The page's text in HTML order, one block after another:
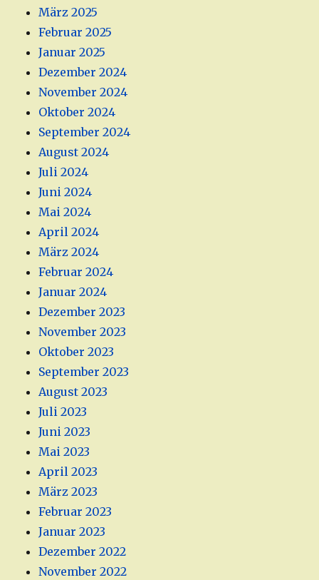
März 2025
Februar 2025
Januar 2025
Dezember 2024
November 2024
Oktober 2024
September 2024
August 2024
Juli 2024
Juni 2024
Mai 2024
April 2024
März 2024
Februar 2024
Januar 2024
Dezember 2023
November 2023
Oktober 2023
September 2023
August 2023
Juli 2023
Juni 2023
Mai 2023
April 2023
März 2023
Februar 2023
Januar 2023
Dezember 2022
November 2022